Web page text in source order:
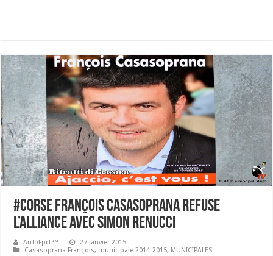
#corse François Casasoprana refuse
l’alliance avec Simon Renucci
AnToFpcL™
27 janvier 2015
Casasoprana François, municipale 2014-2015, MUNICIPALES